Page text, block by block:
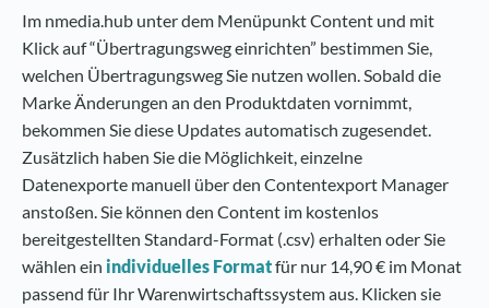
Im nmedia.hub unter dem Menüpunkt Content und mit
Klick auf “Übertragungsweg einrichten” bestimmen Sie,
welchen Übertragungsweg Sie nutzen wollen. Sobald die
Marke Änderungen an den Produktdaten vornimmt,
bekommen Sie diese Updates automatisch zugesendet.
Zusätzlich haben Sie die Möglichkeit, einzelne
Datenexporte manuell über den Contentexport Manager
anstoßen. Sie können den Content im kostenlos
bereitgestellten Standard-Format (.csv) erhalten oder Sie
wählen ein individuelles Formatfür nur 14,90 € im Monat
passend für Ihr Warenwirtschaftssystem aus. Klicken sie